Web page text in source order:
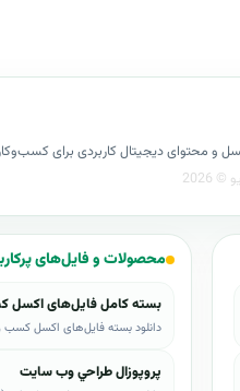
اکسل و محتوای دیجیتال کاربردی برای
محصولات و فایل‌های
بسته کامل فایل‌های اکسل
دانلود بسته فایل‌های اکسل کسب
پروپوزال طراحي وب سايت